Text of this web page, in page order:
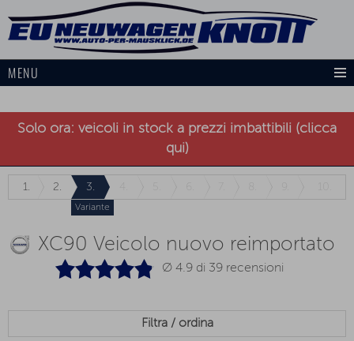
MENU
Solo ora: veicoli in stock a prezzi imbattibili (clicca
qui)
1. 2. 3.
Variante
XC90 Veicolo nuovo reimportato
Ø 4.9 di 39 recensioni
Filtra / ordina